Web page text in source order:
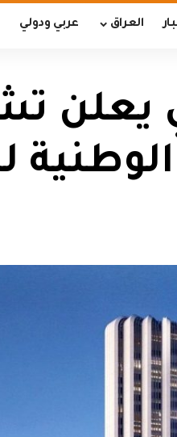
العراق عربي ودولي
يعلن
الوطنية